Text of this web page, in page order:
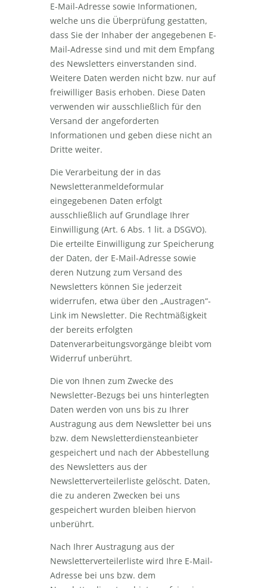
E-Mail-Adresse sowie Informationen,
welche uns die Überprüfung gestatten,
dass Sie der Inhaber der angegebenen E-
Mail-Adresse sind und mit dem Empfang
des Newsletters einverstanden sind.
Weitere Daten werden nicht bzw. nur auf
freiwilliger Basis erhoben. Diese Daten
verwenden wir ausschließlich für den
Versand der angeforderten
Informationen und geben diese nicht an
Dritte weiter.
Die Verarbeitung der in das
Newsletteranmeldeformular
eingegebenen Daten erfolgt
ausschließlich auf Grundlage Ihrer
Einwilligung (Art. 6 Abs. 1 lit. a DSGVO).
Die erteilte Einwilligung zur Speicherung
der Daten, der E-Mail-Adresse sowie
deren Nutzung zum Versand des
Newsletters können Sie jederzeit
widerrufen, etwa über den „Austragen“-
Link im Newsletter. Die Rechtmäßigkeit
der bereits erfolgten
Datenverarbeitungsvorgänge bleibt vom
Widerruf unberührt.
Die von Ihnen zum Zwecke des
Newsletter-Bezugs bei uns hinterlegten
Daten werden von uns bis zu Ihrer
Austragung aus dem Newsletter bei uns
bzw. dem Newsletterdiensteanbieter
gespeichert und nach der Abbestellung
des Newsletters aus der
Newsletterverteilerliste gelöscht. Daten,
die zu anderen Zwecken bei uns
gespeichert wurden bleiben hiervon
unberührt.
Nach Ihrer Austragung aus der
Newsletterverteilerliste wird Ihre E-Mail-
Adresse bei uns bzw. dem